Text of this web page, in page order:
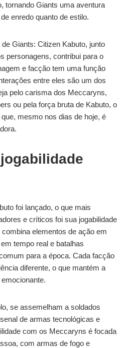
tornando Giants uma aventura
enredo quanto de estilo.
Giants: Citizen Kabuto, junto
personagens, contribui para o
e facção tem uma função
entre eles são um dos
pelo carisma dos Meccaryns,
ou pela força bruta de Kabuto, o
mesmo nos dias de hoje, é
foi lançado, o que mais
e críticos foi sua jogabilidade
elementos de ação em
tempo real e batalhas
para a época. Cada facção
diferente, o que mantém a
se assemelham a soldados
de armas tecnológicas e
com os Meccaryns é focada
com armas de fogo e